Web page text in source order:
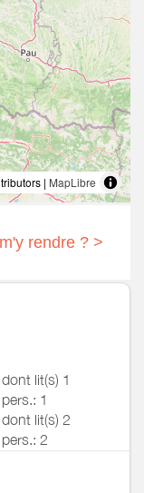
| MapLibre
rendre ? >
dont lit(s) 1
pers.: 1
dont lit(s) 2
pers.: 2